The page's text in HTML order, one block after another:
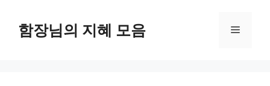
함장님의 지혜 모음 메